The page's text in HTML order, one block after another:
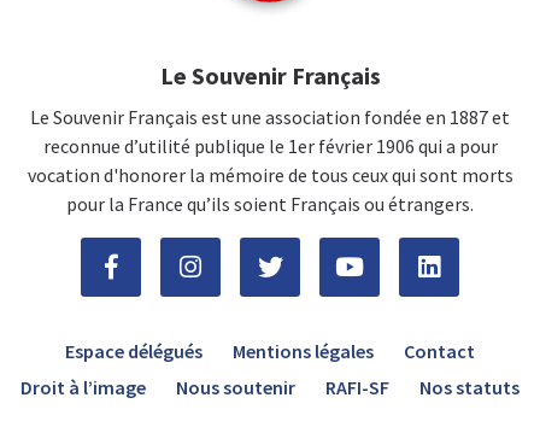
Le Souvenir Français
Le Souvenir Français est une association fondée en 1887 et
reconnue d’utilité publique le 1er février 1906 qui a pour
vocation d'honorer la mémoire de tous ceux qui sont morts
pour la France qu’ils soient Français ou étrangers.
Espace délégués Mentions légales
Contact
Droit à l’image
Nous soutenir RAFI-SF Nos statuts